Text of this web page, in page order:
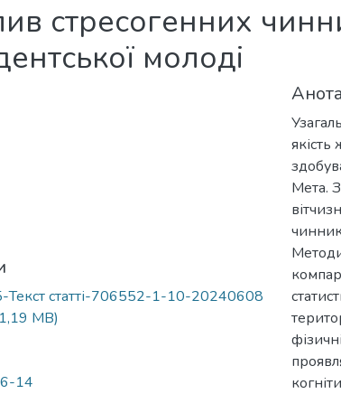
стресогенних
молоді
статті-706552-1-10-20240608
MB)
14
якість
Мета.